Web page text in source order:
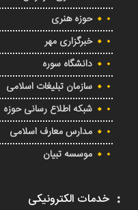
حوزه هنری
خبرگزاری مهر
دانشگاه سوره
سازمان تبلیغات اسلامی
شبکه اطلاع رسانی حوزه
مدارس معارف اسلامی
موسسه تبیان
خدمات الکترونیکی